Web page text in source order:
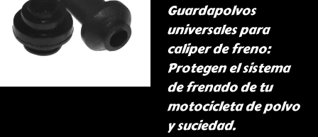
Guardapolvos
universales para
caliper de freno:
Protegen el sistema
de frenado de tu
motocicleta de polvo
y suciedad.